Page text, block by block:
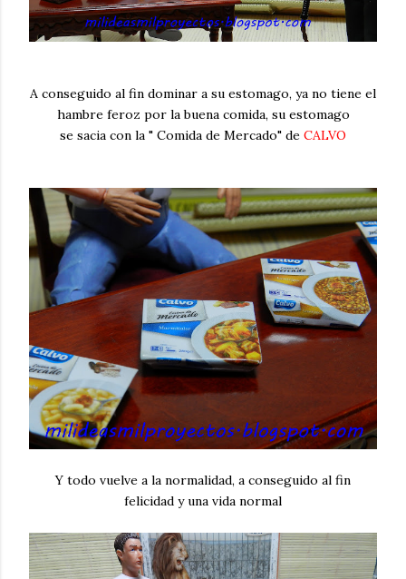
A conseguido al fin dominar a su estomago, ya no tiene el
hambre feroz por la buena comida, su estomago
se sacia con la " Comida de Mercado" de CALVO
Y todo vuelve a la normalidad, a conseguido al fin
felicidad y una vida normal